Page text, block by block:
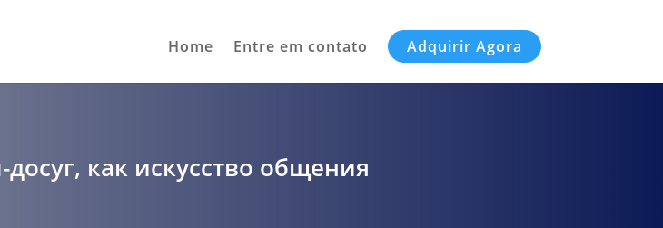
Home Entre em contato Adquirir Agora
как искусство общения